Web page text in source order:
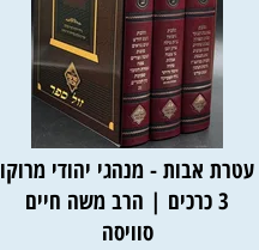
עטרת אבות - מנהגי יהודי מרוקו
3 כרכים | הרב משה חיים
סוויסה